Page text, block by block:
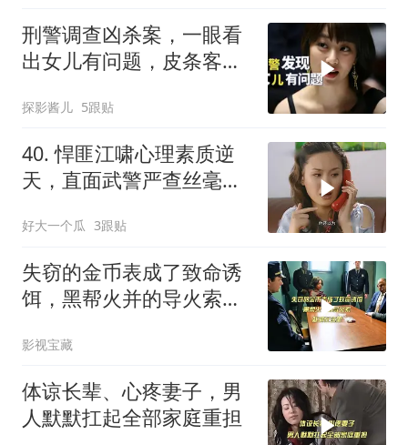
刑警调查凶杀案，一眼看
出女儿有问题，皮条客成
探影酱儿 5跟贴
40. 悍匪江啸心理素质逆
天，直面武警严查丝毫不
好大一个瓜 3跟贴
失窃的金币表成了致命诱
饵，黑帮火并的导火索，
影视宝藏
体谅长辈、心疼妻子，男
人默默扛起全部家庭重担